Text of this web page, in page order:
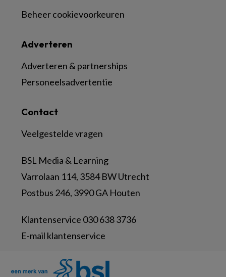
Contact
Veelgestelde vragen
BSL Media & Learning
Varrolaan 114, 3584 BW Utrecht
Postbus 246, 3990 GA Houten
Klantenservice 030 638 3736
E-mail klantenservice
Adverteren
Adverteren & partnerships
Personeelsadvertentie
Beheer cookievoorkeuren